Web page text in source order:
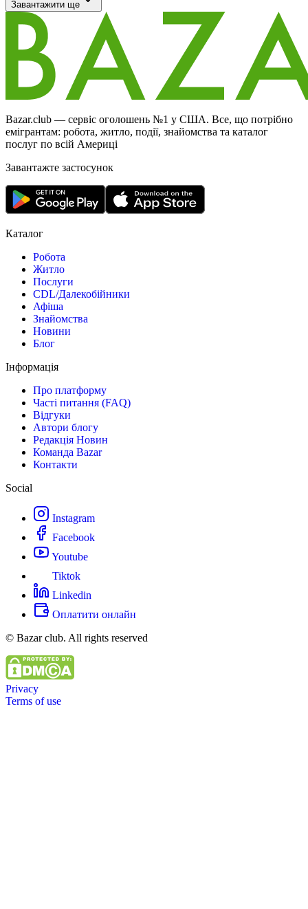
Завантажити ще
Bazar.club — сервіс оголошень №1 у США. Все, що потрібно
емігрантам: робота, житло, події, знайомства та каталог
послуг по всій Америці
Завантажте застосунок
Каталог
Робота
Житло
Послуги
CDL/Далекобійники
Афіша
Знайомства
Новини
Блог
Інформація
Про платформу
Часті питання (FAQ)
Відгуки
Автори блогу
Редакція Новин
Команда Bazar
Контакти
Social
Instagram
Facebook
Youtube
Tiktok
Linkedin
Оплатити онлайн
© Bazar club. All rights reserved
Privacy
Terms of use